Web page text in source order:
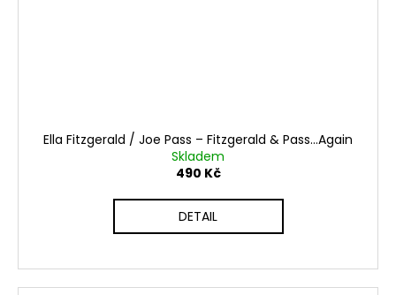
Ella Fitzgerald / Joe Pass ‎– Fitzgerald & Pass...Again
Skladem
490 Kč
DETAIL